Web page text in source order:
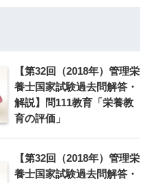
【第32回（2018年）管理栄
養士国家試験過去問解答・
解説】問111教育「栄養教
育の評価」
【第32回（2018年）管理栄
養士国家試験過去問解答・